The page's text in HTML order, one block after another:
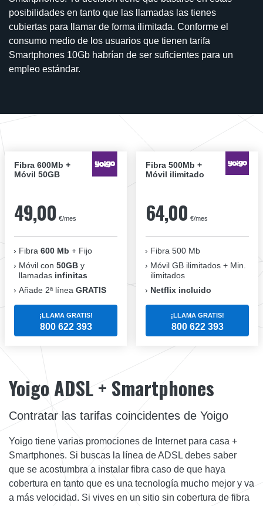
posibilidades en tanto que las llamadas las tienes
cubiertas para llamar de forma ilimitada. Conforme el
consumo medio de los usuarios que tienen tarifa
Smartphones 10Gb habrían de ser suficientes para un
empleo estándar.
Fibra 600Mb +
Móvil 50GB
49,00 €/mes
Fibra 600 Mb + Fijo
Móvil con 50GB y
llamadas infinitas
Añade 2ª línea GRATIS
¡LLAMA GRATIS!
800 622 393
Fibra 500Mb +
Móvil ilimitado
64,00 €/mes
Fibra 500 Mb
Móvil GB ilimitados + Min.
ilimitados
Netflix incluido
¡LLAMA GRATIS!
800 622 393
Yoigo ADSL + Smartphones
Contratar las tarifas coincidentes de Yoigo
Yoigo tiene varias promociones de Internet para casa +
Smartphones. Si buscas la línea de ADSL debes saber
que se acostumbra a instalar fibra caso de que haya
cobertura en tanto que es una tecnología mucho mejor y va
a más velocidad. Si vives en un sitio sin cobertura de fibra